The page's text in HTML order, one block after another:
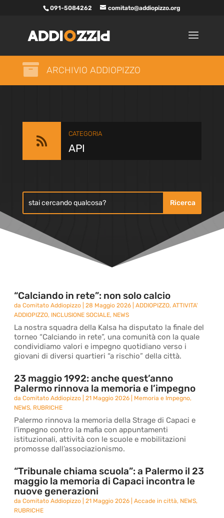
091-5084262 comitato@addiopizzo.org
 ARCHIVIO ADDIOPIZZO

CATEGORIA
API
“Calciando in rete”: non solo calcio
daComitato Addiopizzo |28 Maggio 2026 |ADDIOPIZZO,ATTIVITA'
ADDIOPIZZO, INCLUSIONE SOCIALE, NEWS
La nostra squadra della Kalsa ha disputato la finale del
torneo “Calciando in rete”, una comunità con la quale
condividiamo valori e impegno quotidiano verso i
giovani di diversi quartieri “a rischio” della città.
23 maggio 1992: anche quest’anno
Palermo rinnova la memoria e l’impegno
daComitato Addiopizzo |21 Maggio 2026 Memoria e Impegno,
NEWS, RUBRICHE
Palermo rinnova la memoria della Strage di Capaci e
l’impegno contro la mafia con appuntamenti
istituzionali, attività con le scuole e mobilitazioni
promosse dall’associazionismo.
“Tribunale chiama scuola”: a Palermo il 23
maggio la memoria di Capaci incontra le
nuove generazioni
daComitato Addiopizzo |21 Maggio 2026 |Accade in città, NEWS,
RUBRICHE